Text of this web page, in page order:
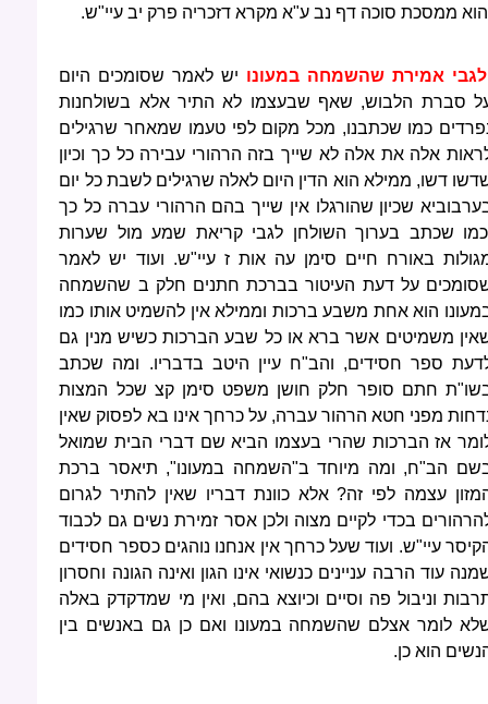
ממסכת סוכה דף נב ע"א מקרא דזכריה פרק יב עיי"ש.
אמירת שהשמחה במעונו יש לאמר שסומכים היום
סברת הלבוש, שאף שבעצמו לא התיר אלא בשולחנות
כמו שכתבנו, מכל מקום לפי טעמו שמאחר שרגילים
אלה את אלה לא שייך בזה הרהורי עבירה כל כך וכיון
דשו, ממילא הוא הדין היום לאלה שרגילים לשבת כל יום
שכיון שהורגלו אין שייך בהם הרהורי עברה כל כך
שכתב בערוך השולחן לגבי קריאת שמע מול שערות
באורח חיים סימן עה אות ז עיי"ש. ועוד יש לאמר
על דעת העיטור בברכת חתנים חלק ב שהשמחה
הוא אחת משבע ברכות וממילא אין להשמיט אותו כמו
משמיטים אשר ברא או כל שבע הברכות כשיש מנין גם
ספר חסידים, והב"ח עיין היטב בדבריו. ומה שכתב
חתם סופר חלק חושן משפט סימן קצ שכל המצות
מפני חטא הרהור עברה, על כרחך אינו בא לפסוק שאין
אז הברכות שהרי בעצמו הביא שם דברי הבית שמואל
הב"ח, ומה מיוחד ב"השמחה במעונו", תיאסר ברכת
עצמה לפי זה? אלא כוונת דבריו שאין להתיר לגרום
בכדי לקיים מצוה ולכן אסר זמירת נשים גם לכבוד
עיי"ש. ועוד שעל כרחך אין אנחנו נוהגים כספר חסידים
עוד הרבה עניינים כנשואי אינו הגון ואינה הגונה וחסרון
וניבול פה וסיים וכיוצא בהם, ואין מי שמדקדק באלה
לומר אצלם שהשמחה במעונו ואם כן גם באנשים בין
הוא כן.